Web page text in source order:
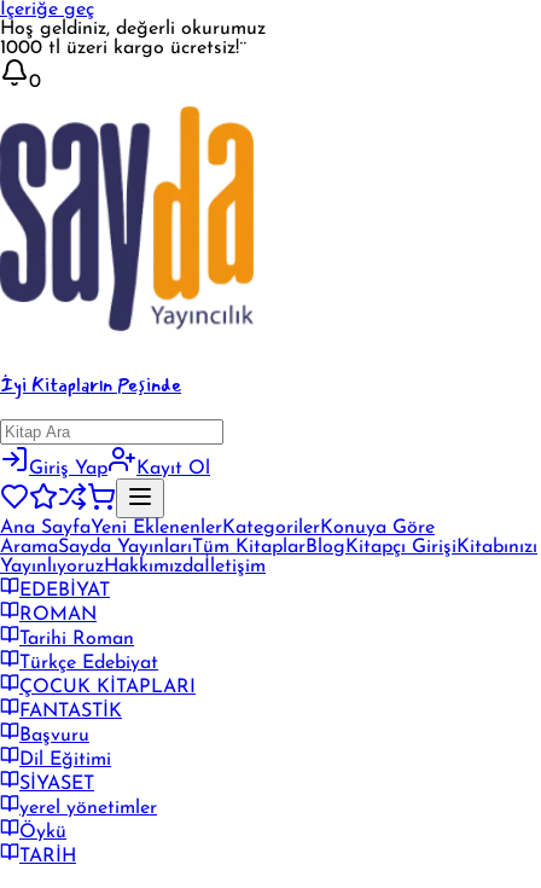
İçeriğe geç
Hoş geldiniz, değerli okurumuz
1000 tl üzeri kargo ücretsiz!¨
0
İyi Kitapların Peşinde
Giriş Yap Kayıt Ol
Ana SayfaYeni EklenenlerKategorilerKonuya Göre
AramaSayda Yayınları Tüm KitaplarBlog Kitapçı Girişi Kitabınızı
YayınlıyoruzHakkımızda İletişim
EDEBİYAT
ROMAN
Tarihi Roman
Türkçe Edebiyat
ÇOCUK KİTAPLARI
FANTASTİK
Başvuru
Dil Eğitimi
SİYASET
yerel yönetimler
Öykü
TARİH